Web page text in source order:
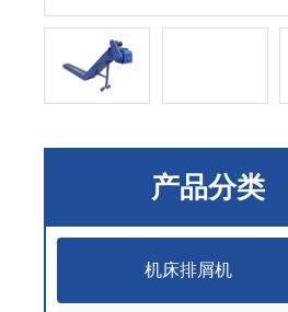
产品分类
机床排屑机